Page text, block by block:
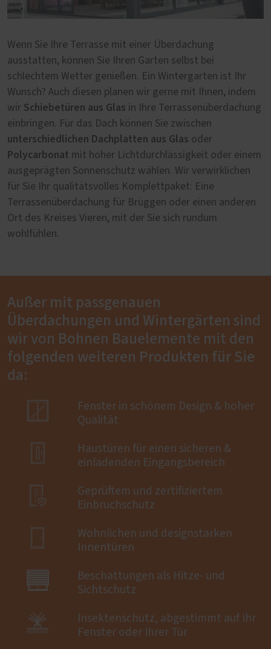
Wenn Sie Ihre Terrasse mit einer Überdachung
ausstatten, können Sie Ihren Garten selbst bei
schlechtem Wetter genießen. Ein Wintergarten ist Ihr
Wunsch? Auch diesen planen wir gerne mit Ihnen, indem
wir Schiebetüren aus Glas in Ihre Terrassenüberdachung
einbringen. Für das Dach können Sie zwischen
unterschiedlichen Dachplatten aus Glas oder
Polycarbonat mit hoher Lichtdurchlässigkeit oder einem
ausgeprägten Sonnenschutz wählen. Wir verwirklichen
für Sie Ihr qualitätsvolles Komplettpaket: Eine
Terrassenüberdachung für Brüggen oder einen anderen
Ort des Kreises Vieren, mit der Sie sich rundum
wohlfühlen.
Außer mit passgenauen
Überdachungen und Wintergärten sind
wir von Bohnen Bauelemente mit den
folgenden weiteren Produkten für Sie
da:

Fenster in schönem Design & hoher
Qualität

Haustüren für einen sicheren &
einladenden Eingangsbereich

Geprüftem und zertifiziertem
Einbruchschutz

Wohnlichen und designstarken
Innentüren

Beschattungen als Hitze- und
Sichtschutz

Insektenschutz, abgestimmt auf Ihr
Fenster oder Ihrer Tür